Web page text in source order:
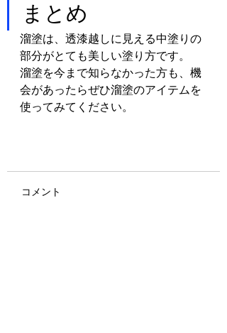
まとめ
溜塗は、透漆越しに見える中塗りの
部分がとても美しい塗り方です。
溜塗を今まで知らなかった方も、機
会があったらぜひ溜塗のアイテムを
使ってみてください。
コメント